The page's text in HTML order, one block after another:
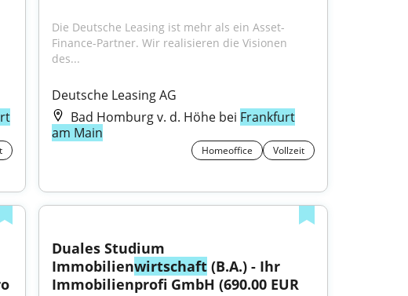
Die Deutsche Leasing ist mehr als ein Asset-
Finance-Partner. Wir realisieren die Visionen
des...
Deutsche Leasing AG
Bad Homburg v. d. Höhe bei Frankfurt
am Main
Homeoffice Vollzeit
Duales Studium
Immobilienwirtschaft (B.A.) - Ihr
Immobilienprofi GmbH (690.00 EUR